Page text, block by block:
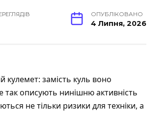
ОПУБЛІКОВАНО
4 Липня, 2026
замість куль воно
так описують нинішню активність
не тільки ризики для техніки, а